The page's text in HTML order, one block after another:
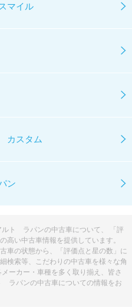
マイル
カスタム
ン
ルト ラパンの中古車について、 「評
高い中古車情報を提供しています。
車の状態から、「評価点と星の数」に
検索等、こだわりの中古車を様々な角
ーカー・車種を多く取り揃え、皆さ
ラパンの中古車についての情報をお